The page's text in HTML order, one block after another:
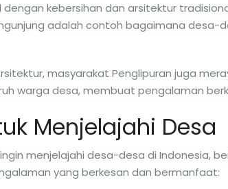
dengan kebersihan dan arsitektur
adalah contoh bagaimana desa-
masyarakat Penglipuran juga
warga desa, membuat pengalaman
Menjelajahi Desa
menjelajahi desa-desa di Indonesia,
yang berkesan dan bermanfaat: